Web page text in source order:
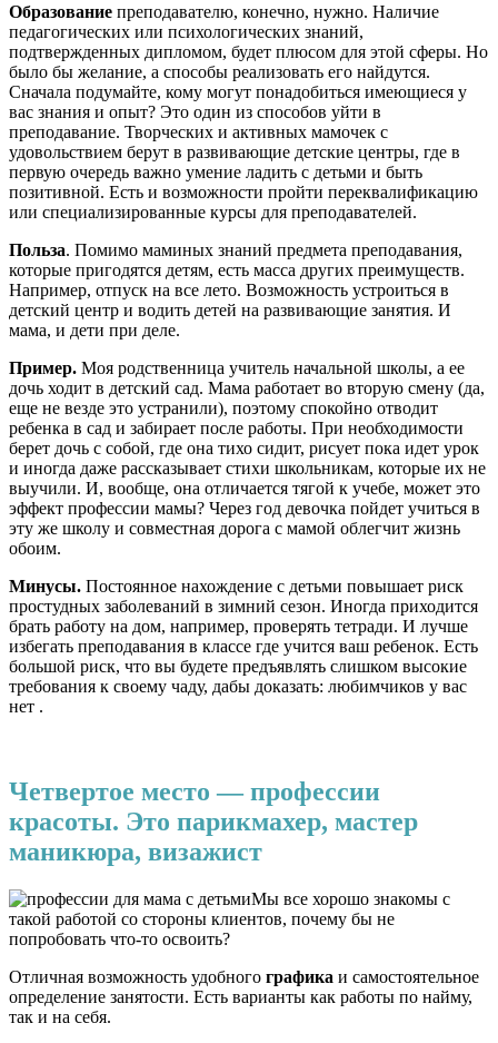
Образование преподавателю, конечно, нужно. Наличие
педагогических или психологических знаний,
подтвержденных дипломом, будет плюсом для этой сферы. Но
было бы желание, а способы реализовать его найдутся.
Сначала подумайте, кому могут понадобиться имеющиеся у
вас знания и опыт? Это один из способов уйти в
преподавание. Творческих и активных мамочек с
удовольствием берут в развивающие детские центры, где в
первую очередь важно умение ладить с детьми и быть
позитивной. Есть и возможности пройти переквалификацию
или специализированные курсы для преподавателей.
Польза. Помимо маминых знаний предмета преподавания,
которые пригодятся детям, есть масса других преимуществ.
Например, отпуск на все лето. Возможность устроиться в
детский центр и водить детей на развивающие занятия. И
мама, и дети при деле.
Пример. Моя родственница учитель начальной школы, а ее
дочь ходит в детский сад. Мама работает во вторую смену (да,
еще не везде это устранили), поэтому спокойно отводит
ребенка в сад и забирает после работы. При необходимости
берет дочь с собой, где она тихо сидит, рисует пока идет урок
и иногда даже рассказывает стихи школьникам, которые их не
выучили. И, вообще, она отличается тягой к учебе, может это
эффект профессии мамы? Через год девочка пойдет учиться в
эту же школу и совместная дорога с мамой облегчит жизнь
обоим.
Минусы. Постоянное нахождение с детьми повышает риск
простудных заболеваний в зимний сезон. Иногда приходится
брать работу на дом, например, проверять тетради. И лучше
избегать преподавания в классе где учится ваш ребенок. Есть
большой риск, что вы будете предъявлять слишком высокие
требования к своему чаду, дабы доказать: любимчиков у вас
нет .
Четвертое место — профессии
красоты. Это парикмахер, мастер
маникюра, визажист
Мы все хорошо знакомы с
такой работой со стороны клиентов, почему бы не
попробовать что-то освоить?
Отличная возможность удобного графика и самостоятельное
определение занятости. Есть варианты как работы по найму,
так и на себя.